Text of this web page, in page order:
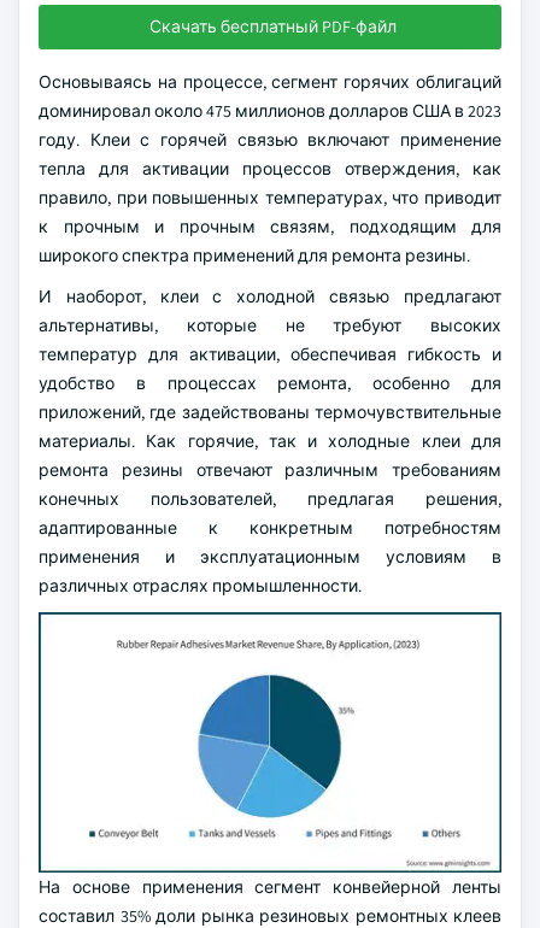
Скачать бесплатный PDF-файл
Основываясь на процессе, сегмент горячих облигаций
доминировал около 475 миллионов долларов США в 2023
году. Клеи с горячей связью включают применение
тепла для активации процессов отверждения, как
правило, при повышенных температурах, что приводит
к прочным и прочным связям, подходящим для
широкого спектра применений для ремонта резины.
И наоборот, клеи с холодной связью предлагают
альтернативы, которые не требуют высоких
температур для активации, обеспечивая гибкость и
удобство в процессах ремонта, особенно для
приложений, где задействованы термочувствительные
материалы. Как горячие, так и холодные клеи для
ремонта резины отвечают различным требованиям
конечных пользователей, предлагая решения,
адаптированные к конкретным потребностям
применения и эксплуатационным условиям в
различных отраслях промышленности.
На основе применения сегмент конвейерной ленты
составил 35% доли рынка резиновых ремонтных клеев